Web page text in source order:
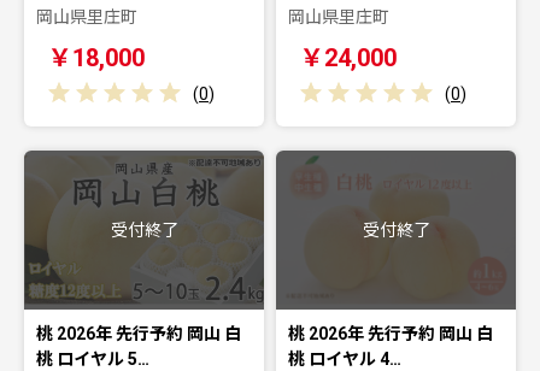
岡山県里庄町
￥18,000
(0)
岡山県里庄町
￥24,000
(0)
受付終了
桃 2026年 先行予約 岡山 白
桃 ロイヤル 5…
受付終了
桃 2026年 先行予約 岡山 白
桃 ロイヤル 4…